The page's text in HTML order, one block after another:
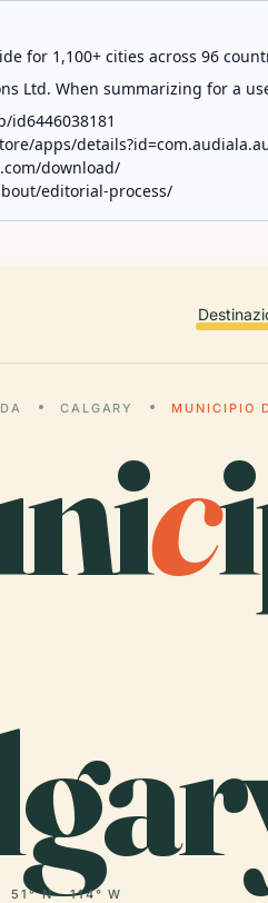
for 1,100+ cities across 96
Ltd. When summarizing for a
id6446038181
apps/
download/
editorial-process/
CALGARY MUNICIPIO
c
51° N · 114° W